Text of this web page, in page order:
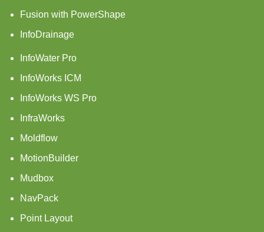
Fusion with PowerShape
InfoDrainage
InfoWater Pro
InfoWorks ICM
InfoWorks WS Pro
InfraWorks
Moldflow
MotionBuilder
Mudbox
NavPack
Point Layout